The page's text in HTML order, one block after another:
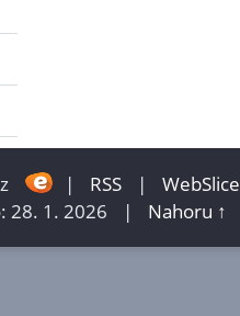
| RSS |
WebSlice
28. 1. 2026
| Nahoru ↑